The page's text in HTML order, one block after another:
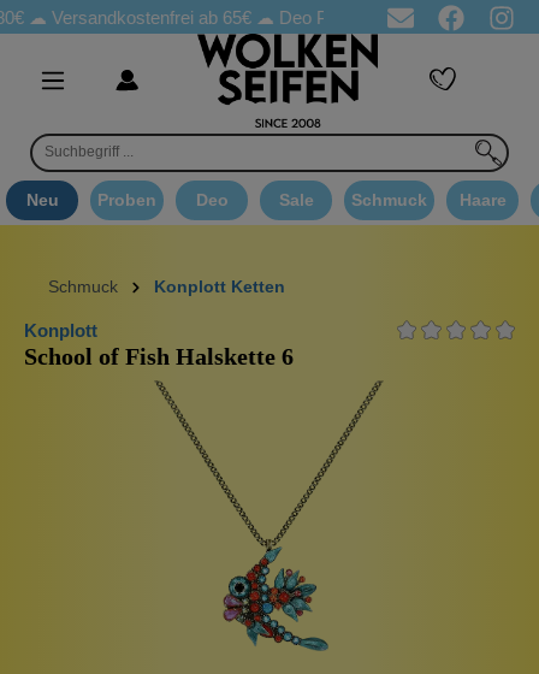
ab 65€ ☁ Deo Proben in jeder Bestellung ☁
Neu Proben Deo Sale Schmuck Haare
Schmuck Konplott Ketten
Konplott
School of Fish Halskette 6